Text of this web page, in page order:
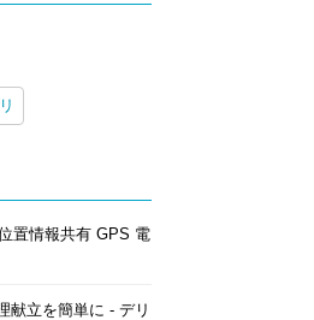
置情報共有 GPS 電
献立を簡単‪に - デリ